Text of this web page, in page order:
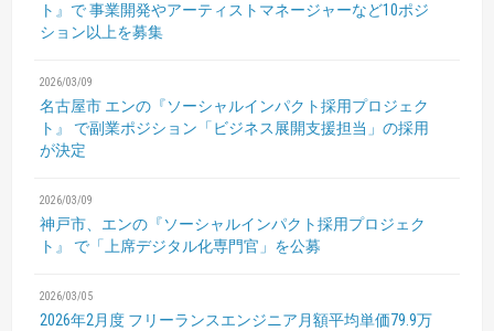
ト』で事業開発やアーティストマネージャーなど10ポジ
ション以上を募集
2026/03/09
名古屋市 エンの『ソーシャルインパクト採用プロジェク
ト』
で副業ポジション「ビジネス展開支援担当」の採用
が決定
2026/03/09
神戸市、エンの『ソーシャルインパクト採用プロジェク
ト』
で「上席デジタル化専門官」を公募
2026/03/05
2026年2月度 フリーランスエンジニア月額平均単価79.9万